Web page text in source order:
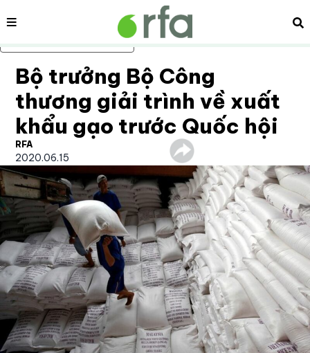
Bỏ qua nội dung chính
Nội dung
Bộ trưởng Bộ Công
thương giải trình về xuất
khẩu gạo trước Quốc hội
RFA
2020.06.15